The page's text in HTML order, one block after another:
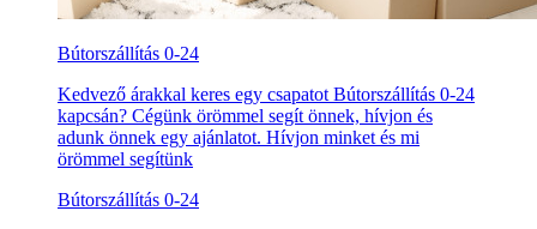
Bútorszállítás 0-24
Kedvező árakkal keres egy csapatot Bútorszállítás 0-24
kapcsán? Cégünk örömmel segít önnek, hívjon és
adunk önnek egy ajánlatot. Hívjon minket és mi
örömmel segítünk
Bútorszállítás 0-24